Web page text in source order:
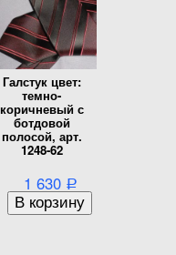
Галстук цвет:
темно-
коричневый с
ботдовой
полосой, арт.
1248-62
1 630 Р